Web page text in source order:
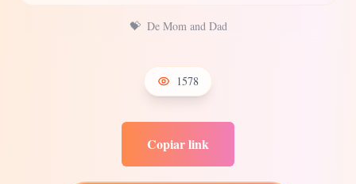
💝 De Mom and Dad
1578
Copiar link